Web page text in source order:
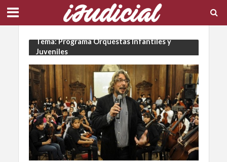
Tema: Programa Orquestas Infantiles y
Juveniles